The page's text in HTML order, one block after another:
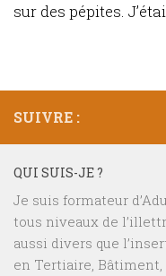
sur des pépites.
SUIVRE :
QUI SUIS-JE ?
Je suis formateur
tous niveaux de
aussi divers que
en Tertiaire, Bâtiment,